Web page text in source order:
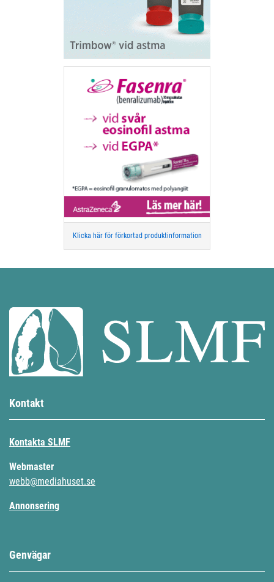
Klicka här för förkortad produktinformation
Kontakt
Kontakta SLMF
Webmaster
webb@mediahuset.se
Annonsering
Genvägar